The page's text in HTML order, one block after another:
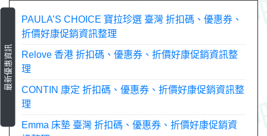
最新優惠資訊
PAULA’S CHOICE 寶拉珍選 臺灣 折扣碼、優惠券、
折價好康促銷資訊整理
Relove 香港 折扣碼、優惠券、折價好康促銷資訊整
理
CONTIN 康定 折扣碼、優惠券、折價好康促銷資訊整
理
Emma 床墊 臺灣 折扣碼、優惠券、折價好康促銷資